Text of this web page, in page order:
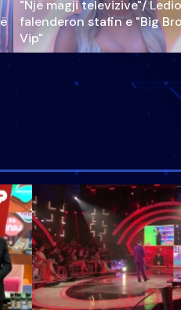
"Një magji televizive"/
falenderon stafin e "Big
Vip"